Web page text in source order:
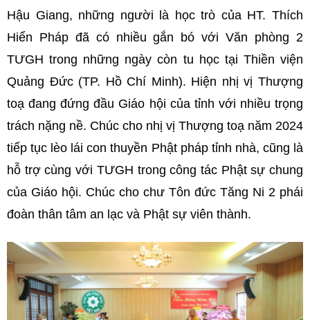
Hậu Giang, những người là học trò của HT. Thích
Hiển Pháp đã có nhiều gắn bó với Văn phòng 2
TƯGH trong những ngày còn tu học tại Thiền viện
Quảng Đức (TP. Hồ Chí Minh). Hiện nhị vị Thượng
toạ đang đứng đầu Giáo hội của tỉnh với nhiều trọng
trách nặng nề. Chúc cho nhị vị Thượng toạ năm 2024
tiếp tục lèo lái con thuyền Phật pháp tỉnh nhà, cũng là
hỗ trợ cùng với TƯGH trong công tác Phật sự chung
của Giáo hội. Chúc cho chư Tôn đức Tăng Ni 2 phái
đoàn thân tâm an lạc và Phật sự viên thành.